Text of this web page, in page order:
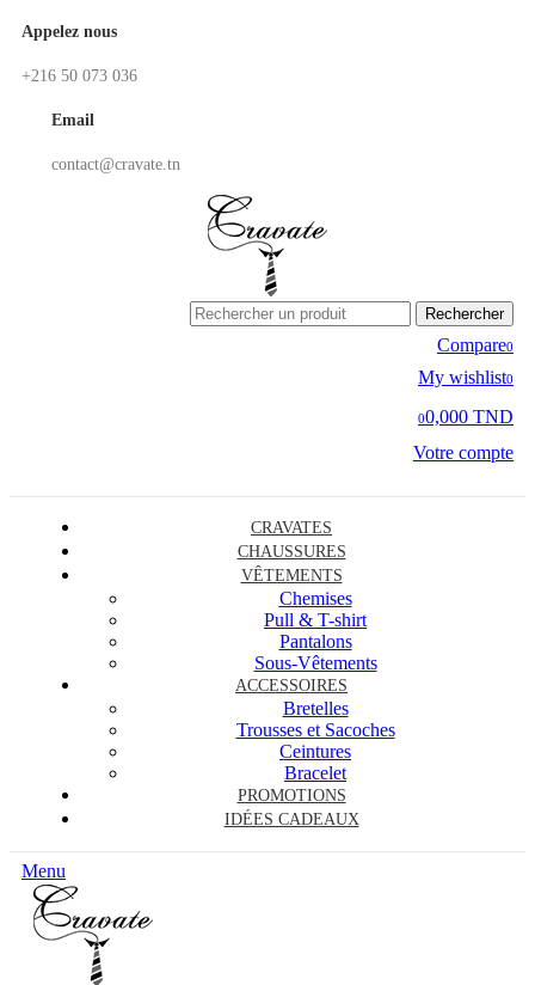
Appelez nous
+216 50 073 036
Email
contact@cravate.tn
Rechercher
Compare0
My wishlist0
00,000 TND
Votre compte
CRAVATES
CHAUSSURES
VÊTEMENTS
Chemises
Pull & T-shirt
Pantalons
Sous-Vêtements
ACCESSOIRES
Bretelles
Trousses et Sacoches
Ceintures
Bracelet
PROMOTIONS
IDÉES CADEAUX
Menu